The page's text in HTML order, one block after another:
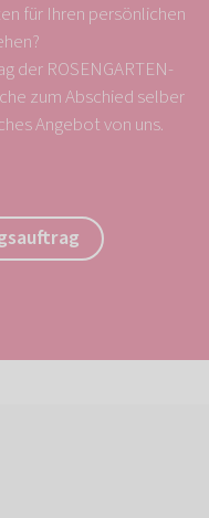
für Ihren persönlichen
der ROSENGARTEN-
zum Abschied selber
Angebot von uns.